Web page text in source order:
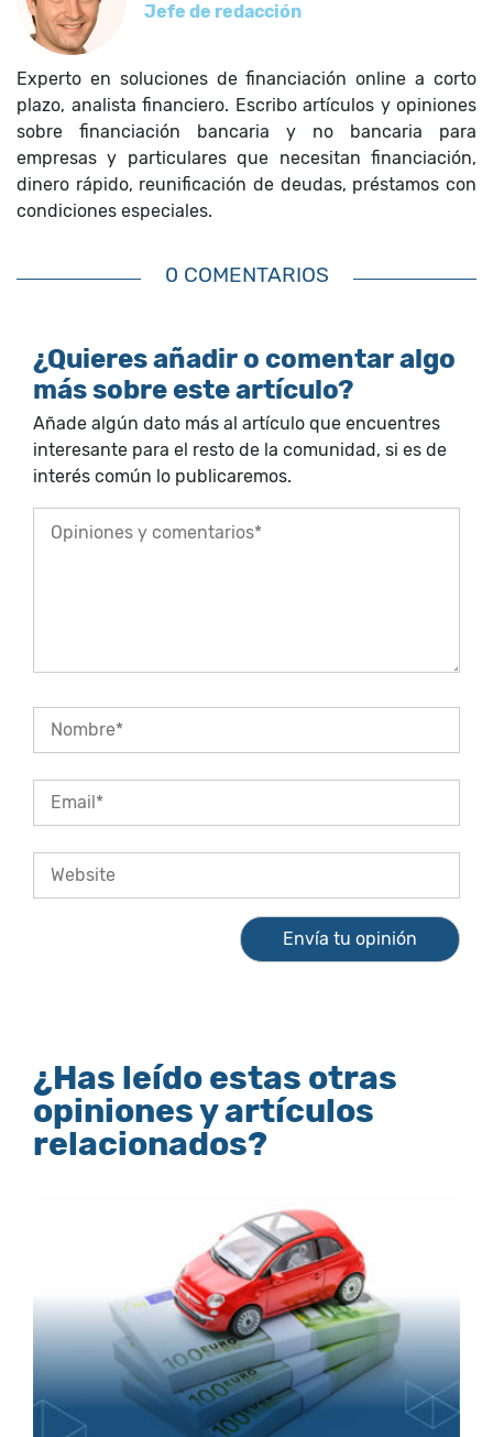
Jefe de redacción
Experto en soluciones de financiación online a corto
plazo, analista financiero. Escribo artículos y opiniones
sobre financiación bancaria y no bancaria para
empresas y particulares que necesitan financiación,
dinero rápido, reunificación de deudas, préstamos con
condiciones especiales.
0 COMENTARIOS
¿Quieres añadir o comentar algo
más sobre este artículo?
Añade algún dato más al artículo que encuentres
interesante para el resto de la comunidad, si es de
interés común lo publicaremos.
¿Has leído estas otras
opiniones y artículos
relacionados?